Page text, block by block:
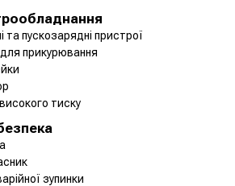
та пускозарядні пристрої
прикурювання
тиску
зупинки